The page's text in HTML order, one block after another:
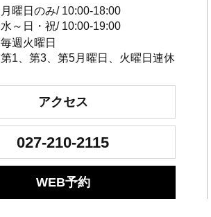
月曜日のみ/ 10:00-18:00
水～日・祝/ 10:00-19:00
毎週火曜日
第1、第3、第5月曜日、火曜日連休
アクセス
027-210-2115
WEB予約